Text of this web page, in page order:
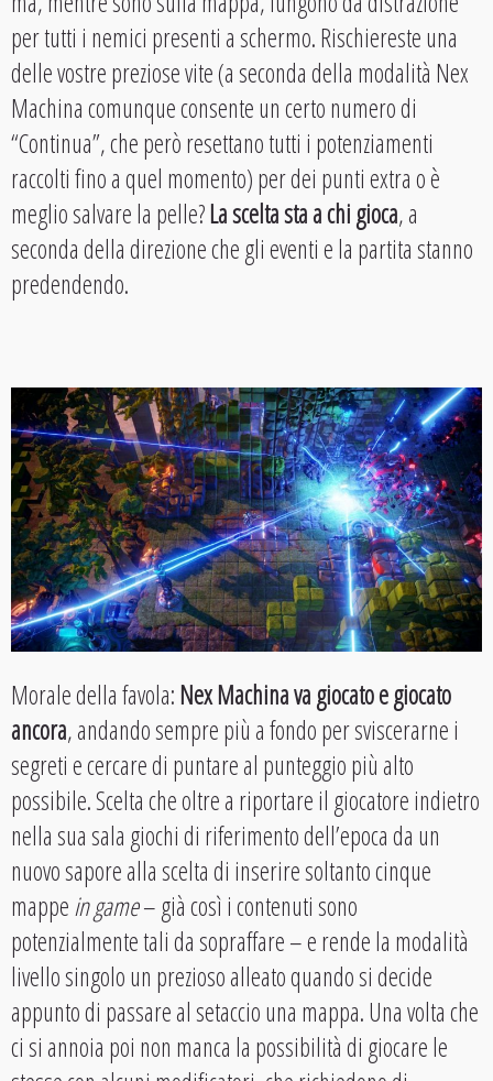
per tutti i nemici presenti a schermo. Rischiereste una
delle vostre preziose vite (a seconda della modalità Nex
Machina comunque consente un certo numero di
“Continua”, che però resettano tutti i potenziamenti
raccolti fino a quel momento) per dei punti extra o è
meglio salvare la pelle?La scelta sta a chi gioca, a
seconda della direzione che gli eventi e la partita stanno
predendendo.
Morale della favola:Nex Machina va giocato e giocato
ancora, andando sempre più a fondo per sviscerarne i
segreti e cercare di puntare al punteggio più alto
possibile. Scelta che oltre a riportare il giocatore indietro
nella sua sala giochi di riferimento dell’epoca da un
nuovo sapore alla scelta di inserire soltanto cinque
mappein game– già così i contenuti sono
potenzialmente tali da sopraffare – e rende la modalità
livello singolo un prezioso alleato quando si decide
appunto di passare al setaccio una mappa. Una volta che
ci si annoia poi non manca la possibilità di giocare le